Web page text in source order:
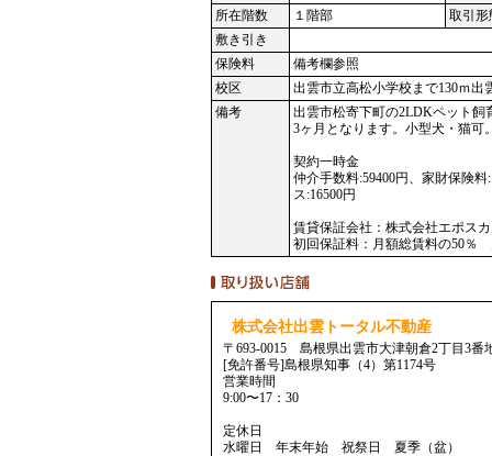
所在階数
１階部
取引形
敷き引き
保険料
備考欄参照
校区
出雲市立高松小学校まで130ｍ出
備考
出雲市松寄下町の2LDKペット飼
3ヶ月となります。小型犬・猫可
契約一時金
仲介手数料:59400円、家財保険
ス:16500円
賃貸保証会社：株式会社エポス
初回保証料：月額総賃料の50％
株式会社出雲トータル不動産
〒693-0015 島根県出雲市大津朝倉2丁目3番
[免許番号]島根県知事（4）第1174号
営業時間
9:00〜17：30
定休日
水曜日 年末年始 祝祭日 夏季（盆）